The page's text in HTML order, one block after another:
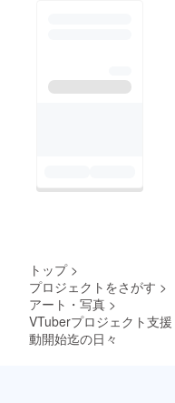
トップ >
プロジェクトをさがす >
アート・写真 >
VTuberプロジェクト支
動開始迄の日々